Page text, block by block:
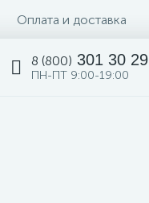
Оплата и доставка
8 (800) 301 30 29
ПН-ПТ 9:00-19:00